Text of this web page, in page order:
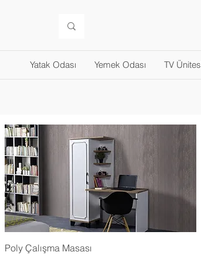
Yatak Odası Yemek Odası TV
Poly Çalışma Masası